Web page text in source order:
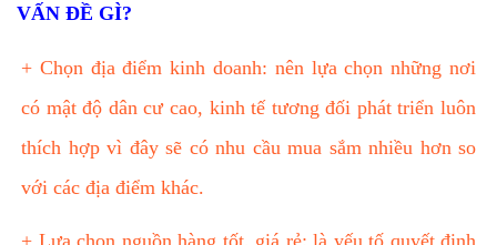
VẤN ĐỀ GÌ?
+ Chọn địa điểm kinh doanh: nên lựa chọnnhững nơi
có mật độ dân cư cao, kinh tế tương đối phát triển luôn
thích hợp vì đây sẽ có nhu cầu mua sắm nhiều hơn so
với các địa điểm khác.
+ Lựa chọn nguồn hàng tốt, giá rẻ: là yếu tố quyết định